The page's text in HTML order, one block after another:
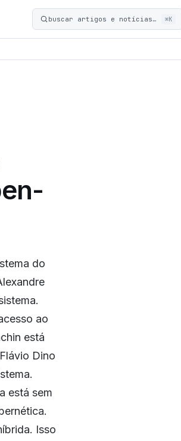
buscar artigos e notícias… ⌘K
do
ao
está
Dino
está sem
Isso